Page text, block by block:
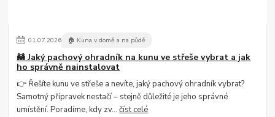
01.07.2026 🏠 Kuna v domě a na půdě
🦝 Jaký pachový ohradník na kunu ve střeše vybrat a jak
ho správně nainstalovat
👉 Řešíte kunu ve střeše a nevíte, jaký pachový ohradník vybrat?
Samotný přípravek nestačí – stejně důležité je jeho správné
umístění. Poradíme, kdy zv...číst celé